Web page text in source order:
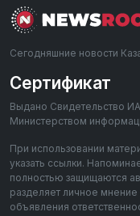
Сегодняшние новости
Сертификат
Выдано Свидетельство
Министерством
При использовании
указать ссылки.
полностью защищаются
разделяет личное
объявления